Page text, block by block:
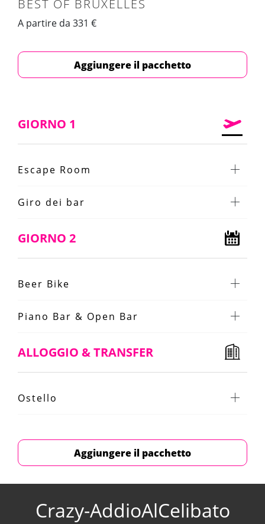
BEST OF BRUXELLES
A partire da 331 €
Aggiungere il pacchetto
GIORNO 1
Escape Room
Giro dei bar
GIORNO 2
Beer Bike
Piano Bar & Open Bar
ALLOGGIO & TRANSFER
Ostello
Aggiungere il pacchetto
Crazy-AddioAlCelibato